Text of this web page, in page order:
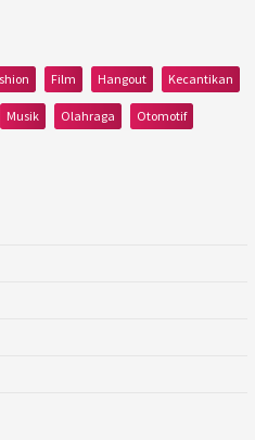
Film Hangout Kecantikan
Musik Olahraga Otomotif